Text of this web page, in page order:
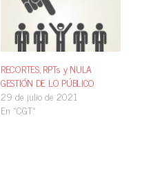
RECORTES, RPTs y NULA
GESTIÓN DE LO PÚBLICO
29 de julio de 2021
En «CGT»